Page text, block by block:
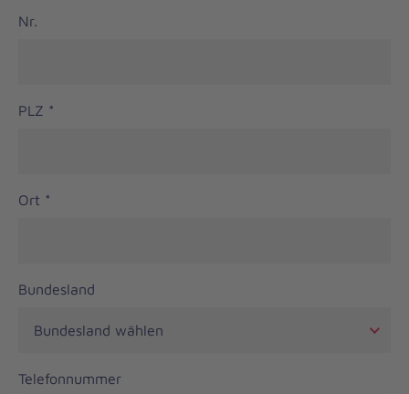
Nr.
PLZ *
Ort *
Bundesland
Telefonnummer